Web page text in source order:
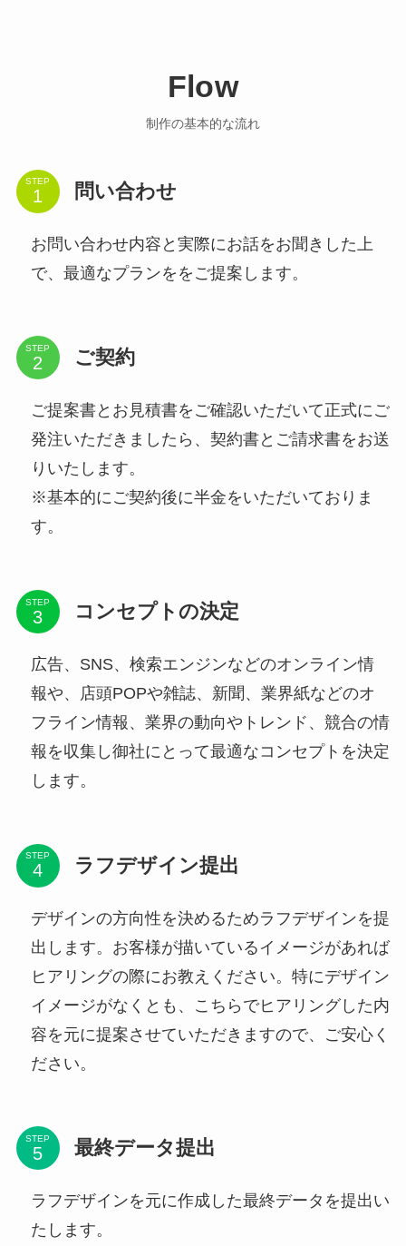
Flow
制作の基本的な流れ
STEP 問い合わせ
お問い合わせ内容と実際にお話をお聞きした上
で、最適なプランををご提案します。
STEP ご契約
ご提案書とお見積書をご確認いただいて正式にご
発注いただきましたら、契約書とご請求書をお送
りいたします。
※基本的にご契約後に半金をいただいておりま
す。
STEP コンセプトの決定
広告、SNS、検索エンジンなどのオンライン情
報や、店頭POPや雑誌、新聞、業界紙などのオ
フライン情報、業界の動向やトレンド、競合の情
報を収集し御社にとって最適なコンセプトを決定
します。
STEP ラフデザイン提出
デザインの方向性を決めるためラフデザインを提
出します。お客様が描いているイメージがあれば
ヒアリングの際にお教えください。特にデザイン
イメージがなくとも、こちらでヒアリングした内
容を元に提案させていただきますので、ご安心く
ださい。
STEP 最終データ提出
ラフデザインを元に作成した最終データを提出い
たします。